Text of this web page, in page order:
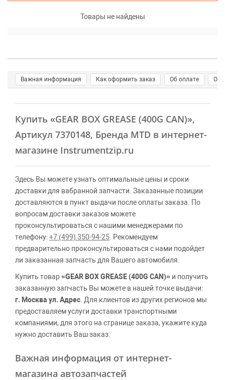
Товары не найдены
Важная информация Как оформить заказ Об оплате О
Купить «GEAR BOX GREASE (400G CAN)»,
Артикул 7370148, Бренда MTD в интернет-
магазине Instrumentzip.ru
Здесь Вы можете узнать оптимальные цены и сроки
доставки для вабранной запчасти. Заказанные позиции
доставляются в пункт выдачи после оплаты заказа. По
вопросам доставки заказов можете
проконсультироваться с нашими менеджерами по
телефону:+7 (499) 350-94-25 . Рекомендуем
предварительно проконсультироваться с нами подойдет
ли заказанная запчасть для Вашего автомобиля.
Купить товар«GEAR BOX GREASE (400G CAN)» и получить
заказанную запчасть Вы можете в нашей точке выдачи:
г. Москва ул. Адрес . Для клиентов из других регионов мы
предоставляем услуги доставки транспортными
компаниями, для этого на странице заказа, укажите куда
нужно доставить Ваш заказ.
Важная информация от интернет-
магазина автозапчастей